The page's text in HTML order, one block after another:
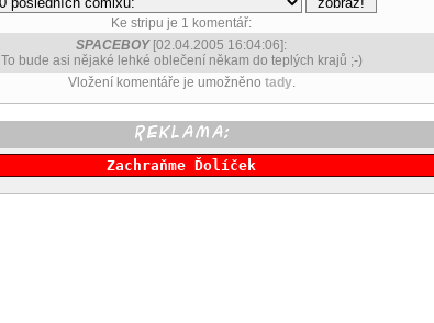
Ke stripu je 1 komentář:
SPACEBOY[02.04.2005 16:04:06]:
To bude asi nějaké lehké oblečení někam do teplých krajů ;-)
Vložení komentáře je umožněno tady.
Zachraňme Ďolíček